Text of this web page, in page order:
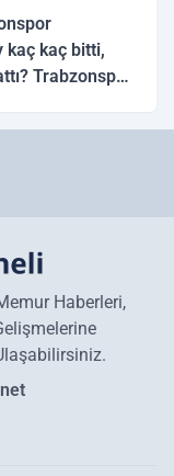
kaç kaç bitti,
Trabzonspor
Haberleri,